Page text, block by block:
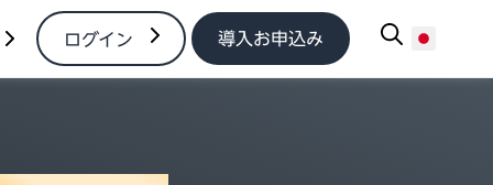
ログイン 導入お申込み